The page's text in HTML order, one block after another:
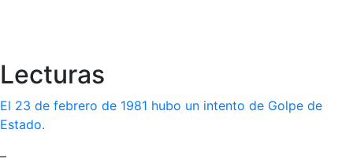
Lecturas
El 23 de febrero de 1981 hubo un intento de Golpe de
Estado.
–